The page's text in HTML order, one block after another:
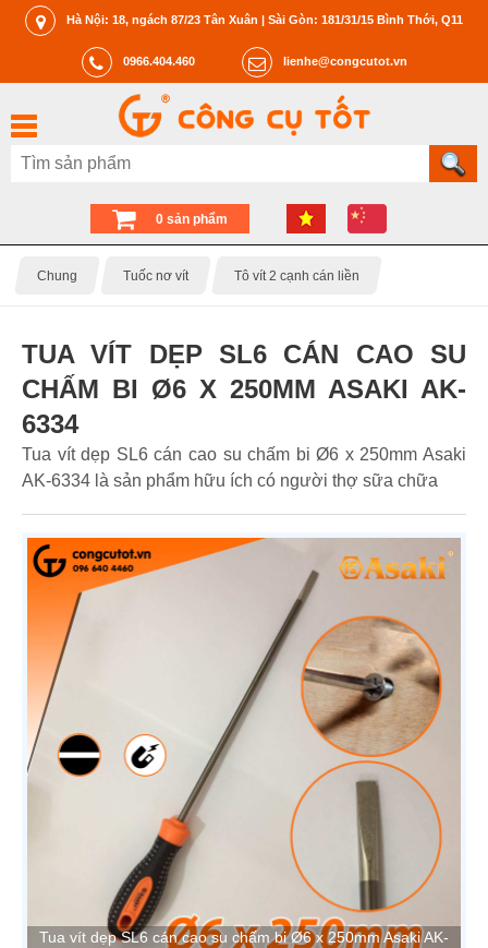
Hà Nội: 18, ngách 87/23 Tân Xuân | Sài Gòn: 181/31/15 Bình Thới, Q11
0966.404.460 lienhe@congcutot.vn
0 sản phẩm
Chung Tuốc nơ vít Tô vít 2 cạnh cán liền
TUA VÍT DẸP SL6 CÁN CAO SU
CHẤM BI Ø6 X 250MM ASAKI AK-
6334
Tua vít dẹp SL6 cán cao su chấm bi Ø6 x 250mm Asaki
AK-6334 là sản phẩm hữu ích có người thợ sữa chữa
Tua vít dẹp SL6 cán cao su chấm bi Ø6 x 250mm Asaki AK-